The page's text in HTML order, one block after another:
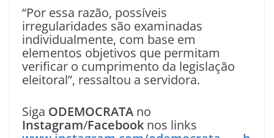
“Por essa razão, possíveis
irregularidades são examinadas
individualmente, com base em
elementos objetivos que permitam
verificar o cumprimento da legislação
eleitoral”, ressaltou a servidora.
Siga ODEMOCRATA no
Instagram/Facebook nos links